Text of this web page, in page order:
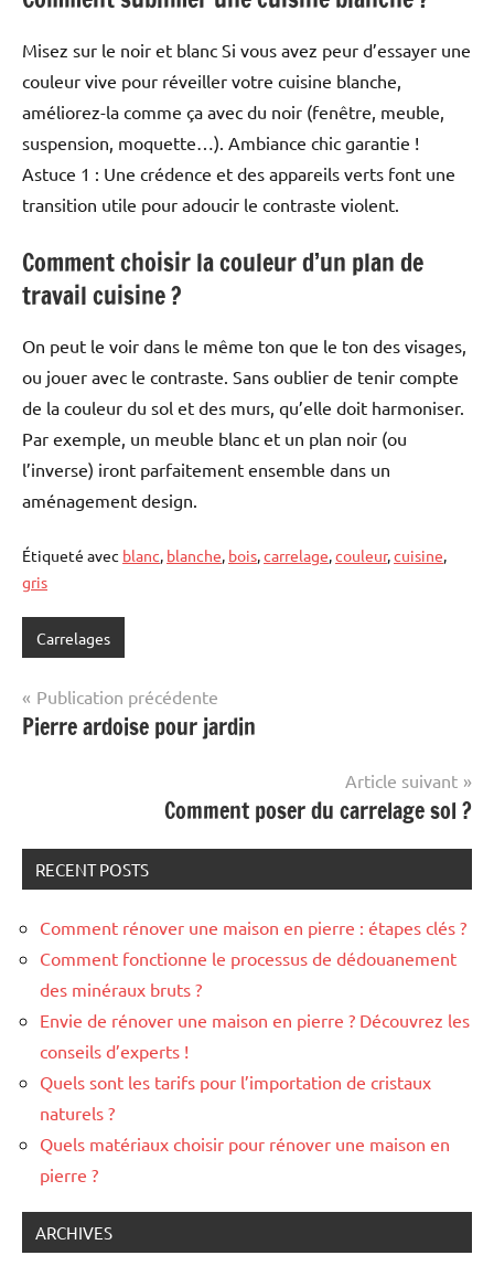
Misez sur le noir et blanc Si vous avez peur d’essayer une
couleur vive pour réveiller votre cuisine blanche,
améliorez-la comme ça avec du noir (fenêtre, meuble,
suspension, moquette…). Ambiance chic garantie !
Astuce 1 : Une crédence et des appareils verts font une
transition utile pour adoucir le contraste violent.
Comment choisir la couleur d’un plan de
travail cuisine ?
On peut le voir dans le même ton que le ton des visages,
ou jouer avec le contraste. Sans oublier de tenir compte
de la couleur du sol et des murs, qu’elle doit harmoniser.
Par exemple, un meuble blanc et un plan noir (ou
l’inverse) iront parfaitement ensemble dans un
aménagement design.
Étiqueté avec blanc, blanche, bois,carrelage,couleur,cuisine,
gris
Carrelages
Navigation
de
Publication précédente
Pierre ardoise pour jardin
Article suivant
Comment poser du carrelage sol ?
RECENT POSTS
Comment rénover une maison en pierre : étapes clés ?
Comment fonctionne le processus de dédouanement
des minéraux bruts ?
Envie de rénover une maison en pierre ? Découvrez les
conseils d’experts !
Quels sont les tarifs pour l’importation de cristaux
naturels ?
Quels matériaux choisir pour rénover une maison en
pierre ?
ARCHIVES